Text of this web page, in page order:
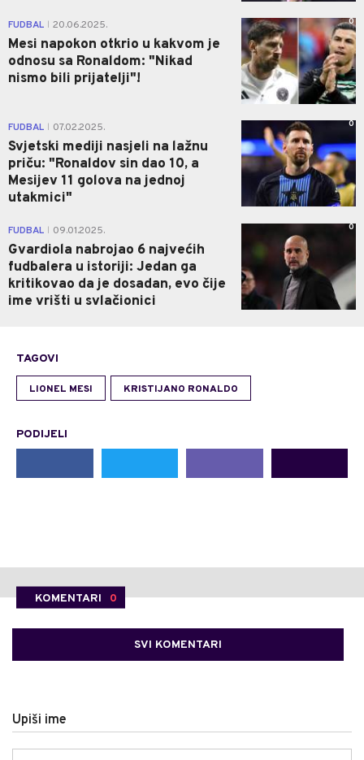
FUDBAL 20.06.2025.
Mesi napokon otkrio u kakvom je
odnosu sa Ronaldom: "Nikad
nismo bili prijatelji"!
0
FUDBAL 07.02.2025.
Svjetski mediji nasjeli na lažnu
priču: "Ronaldov sin dao 10, a
Mesijev 11 golova na jednoj
utakmici"
0
FUDBAL 09.01.2025.
Gvardiola nabrojao 6 najvećih
fudbalera u istoriji: Jedan ga
kritikovao da je dosadan, evo čije
ime vrišti u svlačionici
0
TAGOVI
LIONEL MESI KRISTIJANO RONALDO
PODIJELI
KOMENTARI 0
SVI KOMENTARI
Upiši ime